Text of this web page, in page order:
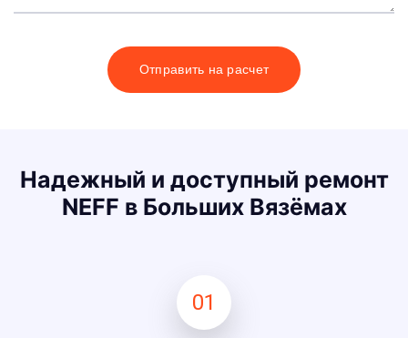
Отправить на расчет
Надежный и доступный ремонт
NEFF в Больших Вязёмах
01